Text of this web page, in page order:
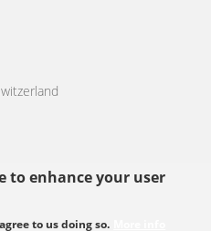
to enhance your user
to us doing so.